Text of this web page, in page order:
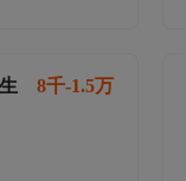
8千-1.5万